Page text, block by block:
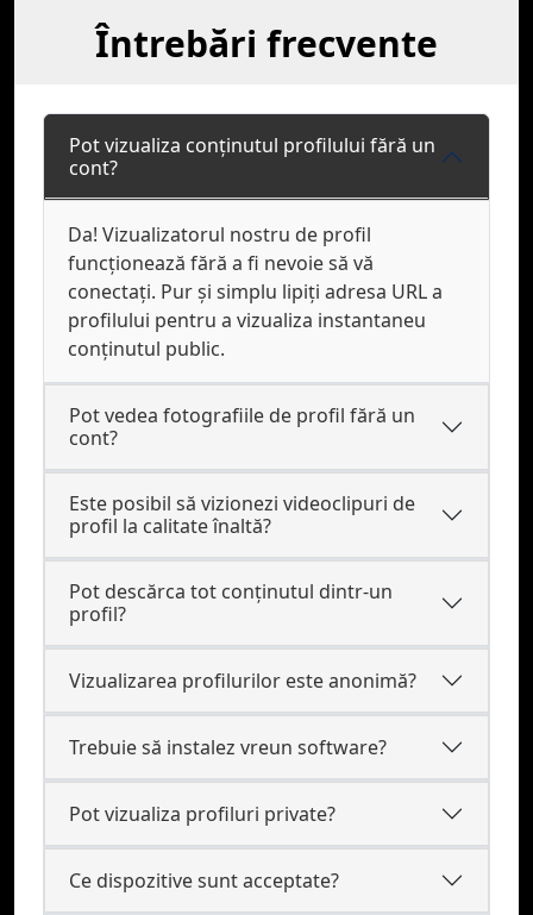
Întrebări frecvente
Pot vizualiza conținutul profilului fără un
cont?
Da! Vizualizatorul nostru de profil
funcționează fără a fi nevoie să vă
conectați. Pur și simplu lipiți adresa URL a
profilului pentru a vizualiza instantaneu
conținutul public.
Pot vedea fotografiile de profil fără un
cont?
Este posibil să vizionezi videoclipuri de
profil la calitate înaltă?
Pot descărca tot conținutul dintr-un
profil?
Vizualizarea profilurilor este anonimă?
Trebuie să instalez vreun software?
Pot vizualiza profiluri private?
Ce dispozitive sunt acceptate?